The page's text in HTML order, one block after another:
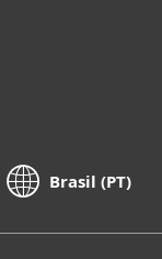
Brasil (PT)